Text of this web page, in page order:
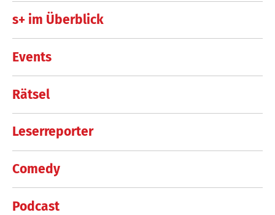
s+ im Überblick
Events
Rätsel
Leserreporter
Comedy
Podcast